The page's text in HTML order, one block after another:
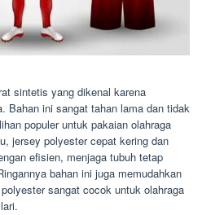
sintetis yang dikenal karena
Bahan ini sangat tahan lama dan tidak
populer untuk pakaian olahraga
jersey polyester cepat kering dan
efisien, menjaga tubuh tetap
bahan ini juga memudahkan
sangat cocok untuk olahraga